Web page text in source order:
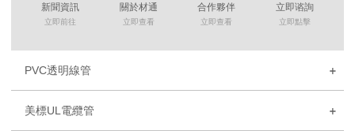
新聞資訊
立即前往
關於材通
立即查看
合作夥伴
立即查看
立即谘詢
立即點擊
PVC透明線管
美標UL電纜管